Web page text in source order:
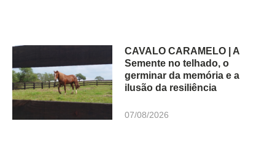
CAVALO CARAMELO | A
Semente no telhado, o
germinar da memória e a
ilusão da resiliência
07/08/2026